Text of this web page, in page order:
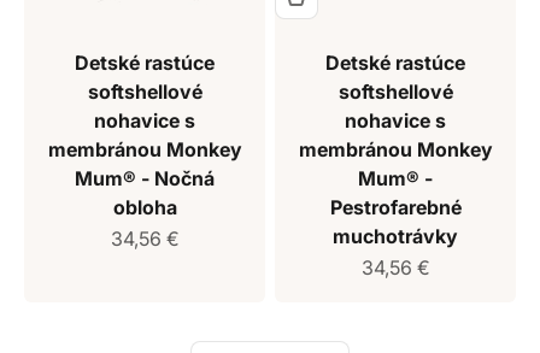
Detské rastúce
softshellové
nohavice s
membránou Monkey
Mum® - Nočná
obloha
Predajná cena
34,56 €
Detské rastúce
softshellové
nohavice s
membránou Monkey
Mum® -
Pestrofarebné
muchotrávky
Predajná cena
34,56 €